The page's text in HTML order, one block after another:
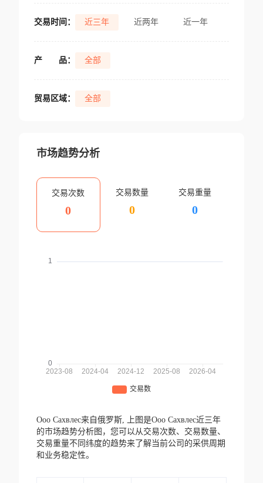
交易时间： 近三年 近两年 近一年
产 品： 全部
贸易区域： 全部
市场趋势分析
交易次数
0
交易数量
0
交易重量
0
Ооо Сахвлес来自俄罗斯,
上图是Ооо Сахвлес近三年
的市场趋势分析图，您可以从交易次数、交易数量、
交易重量不同纬度的趋势来了解当前公司的采供周期
和业务稳定性。